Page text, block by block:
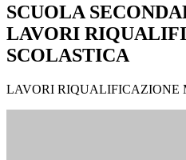
SCUOLA
LAVORI
SCOLASTICA
LAVORI RIQUALIFICAZIONE